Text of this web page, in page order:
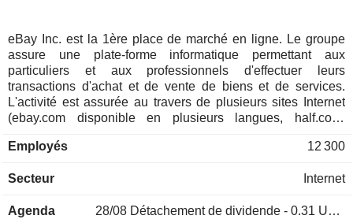
eBay Inc. est la 1ère place de marché en ligne. Le groupe
assure une plate-forme informatique permettant aux
particuliers et aux professionnels d'effectuer leurs
transactions d'achat et de vente de biens et de services.
L'activité est assurée au travers de plusieurs sites Internet
(ebay.com disponible en plusieurs langues, half.com,
marktplaats.nl). La répartition géographique du CA est la
(11,3%), Allemagne (8,8%) et autres (13,6%).
Employés 12 300
Secteur Internet
Agenda 28/08 Détachement de dividende - 0.31 USD